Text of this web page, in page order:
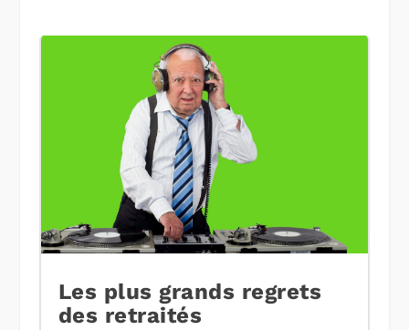
Les plus grands regrets
des retraités